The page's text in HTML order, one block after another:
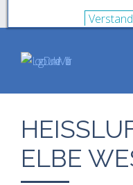
ELBE